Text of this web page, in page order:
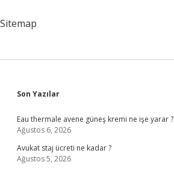
Sitemap
Sidebar
Son Yazılar
Eau thermale avene güneş kremi ne işe yarar ?
Ağustos 6, 2026
Avukat staj ücreti ne kadar ?
Ağustos 5, 2026